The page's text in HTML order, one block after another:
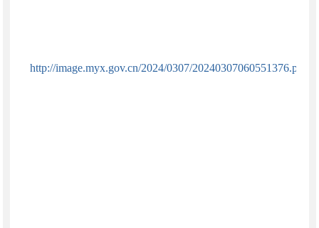
http://image.myx.gov.cn/2024/0307/20240307060551376.pdf